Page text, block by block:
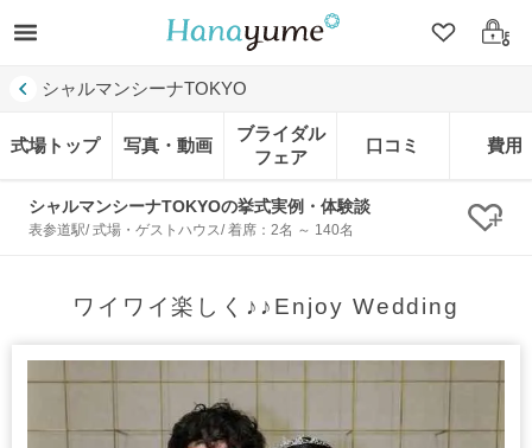
クリップ
ログ
シャルマンシーナTOKYO
式場トップ 写真・動画
ブライダル
フェア
口コミ 費用
シャルマンシーナTOKYOの挙式実例・体験談
表参道駅/ 式場・ゲストハウス/ 着席：2名 ～ 140名 ク
ワイワイ楽しく♪♪Enjoy Wedding